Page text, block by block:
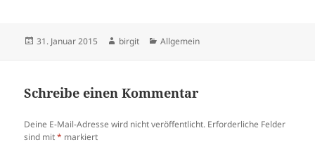
Veröffentlicht
31. Januar 2015 Autor
birgit Kategorien
Allgemein
Schreibe einen Kommentar
Deine E-Mail-Adresse wird nicht veröffentlicht. Erforderliche Felder
sind mit* markiert